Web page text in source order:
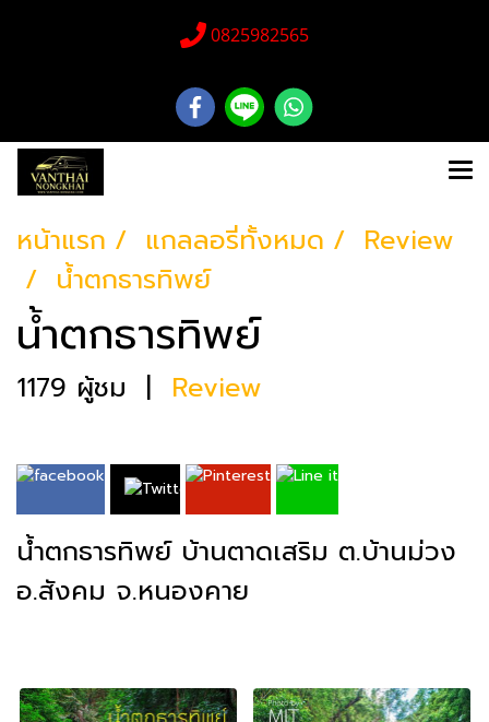
0825982565
หน้าแรก แกลลอรี่ทั้งหมด
Review
น้ำตกธารทิพย์
น้ำตกธารทิพย์
1179 ผู้ชม | Review
น้ำตกธารทิพย์ บ้านตาดเสริม ต.บ้านม่วง
อ.สังคม จ.หนองคาย